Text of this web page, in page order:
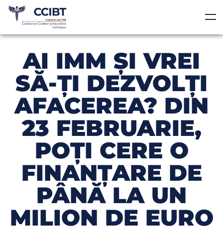
AI IMM ȘI VREI
SĂ-ȚI DEZVOLȚI
AFACEREA? DIN
23 FEBRUARIE,
POŢI CERE O
FINANȚARE DE
PÂNĂ LA UN
MILION DE EURO